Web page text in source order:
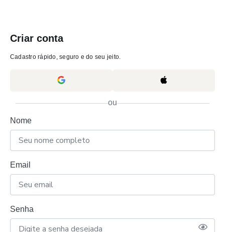
Criar conta
Cadastro rápido, seguro e do seu jeito.
ou
Nome
Email
Senha